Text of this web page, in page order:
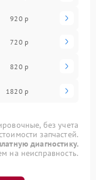
920 р
720 р
820 р
1820 р
без учета
запчастей.
диагностику.
на неисправность.